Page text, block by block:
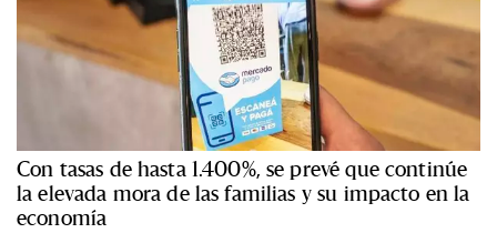
Con tasas de hasta 1.400%, se prevé que continúe
la elevada mora de las familias y su impacto en la
economía